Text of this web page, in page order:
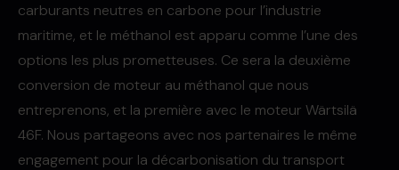
carburants neutres en carbone pour l’industrie
maritime, et le méthanol est apparu comme l’une des
options les plus prometteuses. Ce sera la deuxième
conversion de moteur au méthanol que nous
entreprenons, et la première avec le moteur Wärtsilä
46F. Nous partageons avec nos partenaires le même
engagement pour la décarbonisation du transport